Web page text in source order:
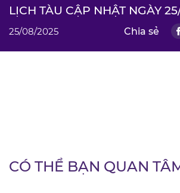
LỊCH TÀU CẬP NHẬT NGÀY
25/08/2025 Chia sẻ
CÓ THỂ BẠN QUAN